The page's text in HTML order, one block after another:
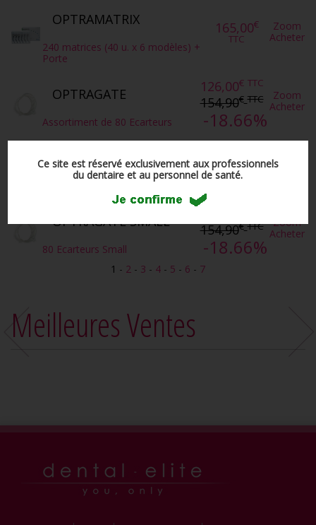
Ce site est réservé exclusivement aux professionnels
du dentaire et au personnel de santé.
OPTRAMATRIX
240 matrices (40 u. x 6 modèles) +
Porte
165,00€
TTC
Zoom
Acheter
OPTRAGATE
Assortiment de 80 Ecarteurs
126,00€ TTC
154,90€ TTC
-18.66%
Zoom
Acheter
OPTRAGATE REGULAR 154,90€ TTC
-18.66%
Zoom
Acheter
OPTRAGATE SMALL
80 Ecarteurs Small
154,90€ TTC
-18.66%
Zoom
Acheter
1 - 2 - 3 - 4 - 5 - 6 - 7
Meilleures Ventes